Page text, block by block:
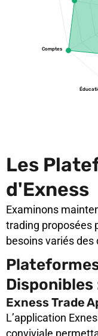
Comptes
Les
d'Exness
Examinons
trading proposées
besoins variés
Disponibles
Exness Trade
L’application
conviviale